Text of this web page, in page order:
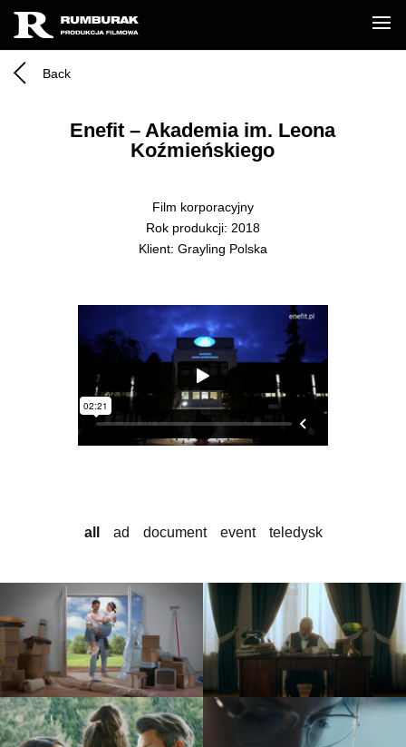
Back
Enefit – Akademia im. Leona
Koźmieńskiego
Film korporacyjny
Rok produkcji: 2018
Klient: Grayling Polska
all ad document event teledysk